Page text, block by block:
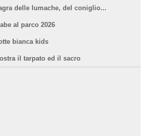
delle lumache, del coniglio...
al parco 2026
bianca kids
il tarpato ed il sacro